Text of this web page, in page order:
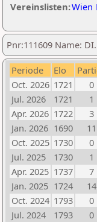
Vereinslisten:Wien
Pnr:111609 Name:
Periode Elo
Oct. 2026 1721 0
Jul. 2026
1721 1
Apr. 2026 1722 3
Jan. 2026 1690 11
Oct. 2025 1730 0
Jul. 2025
1730 1
Apr. 2025 1737 7
Jan. 2025 1724 14
Oct. 2024 1793 0
Jul. 2024
1793 0